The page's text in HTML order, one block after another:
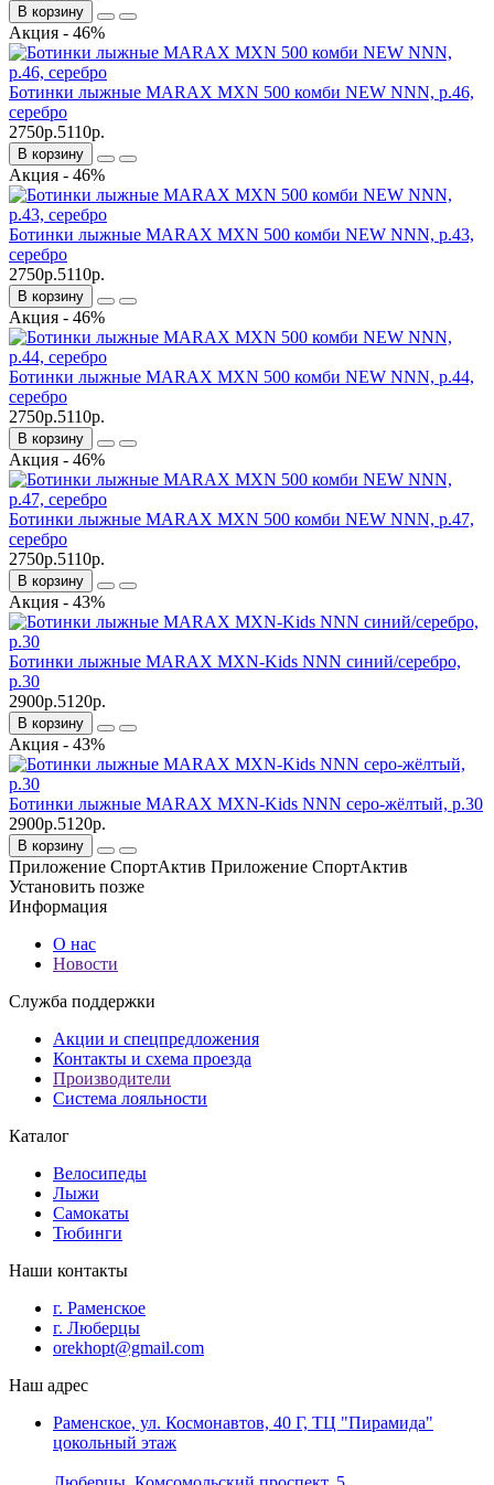
В корзину
Акция - 46%
Ботинки лыжные MARAX MXN 500 комби NEW NNN, р.46,
серебро
2750р.5110р.
В корзину
Акция - 46%
Ботинки лыжные MARAX MXN 500 комби NEW NNN, р.43,
серебро
2750р.5110р.
В корзину
Акция - 46%
Ботинки лыжные MARAX MXN 500 комби NEW NNN, р.44,
серебро
2750р.5110р.
В корзину
Акция - 46%
Ботинки лыжные MARAX MXN 500 комби NEW NNN, р.47,
серебро
2750р.5110р.
В корзину
Акция - 43%
Ботинки лыжные MARAX MXN-Kids NNN синий/серебро,
р.30
2900р.5120р.
В корзину
Акция - 43%
Ботинки лыжные MARAX MXN-Kids NNN серо-жёлтый, р.30
2900р.5120р.
В корзину
Приложение СпортАктив Приложение СпортАктив
Установить позже
Информация
О нас
Новости
Служба поддержки
Акции и спецпредложения
Контакты и схема проезда
Производители
Система лояльности
Каталог
Велосипеды
Лыжи
Самокаты
Тюбинги
Наши контакты
г. Раменское
г. Люберцы
orekhopt@gmail.com
Наш адрес
Раменское, ул. Космонавтов, 40 Г, ТЦ "Пирамида"
цокольный этаж